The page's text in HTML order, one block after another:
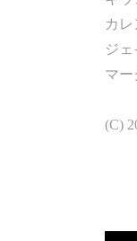
カ
ジ
マー
(C)